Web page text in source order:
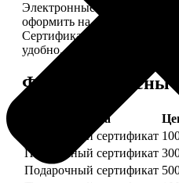
Электронные подарочные
оформить на сумму от 1 000
Сертификат вы сможете
удобно.
Форматы и цены
Услуга
Подарочный сертификат
Подарочный сертификат
Подарочный сертификат